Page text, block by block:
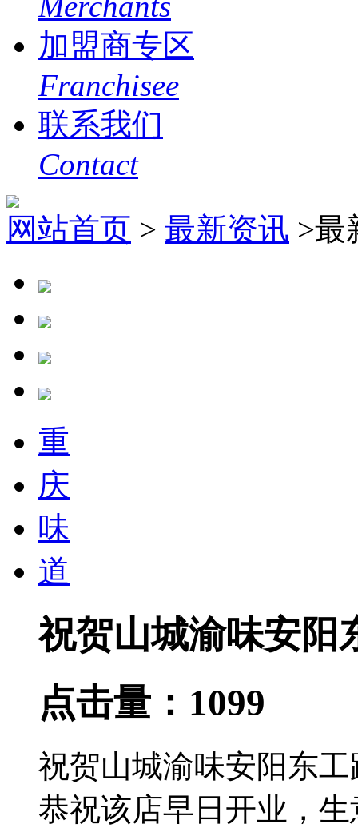
加盟商专区
Franchisee
联系我们
Contact
网站首页 > 最新资讯 >最
重
庆
味
道
祝贺山城渝味安阳
点击量： 1099
祝贺山城渝味安阳东
恭祝该店早日开业，